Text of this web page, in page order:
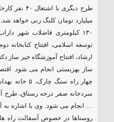
میلیارد تومان کلنگ زنی خواهد
توسعه اسلامی، افتتاح کتابخانه
ساز بهزیستی انجام می شود.
چهار راه سنگ
سردخانه صفر درجه رستاق، طرح